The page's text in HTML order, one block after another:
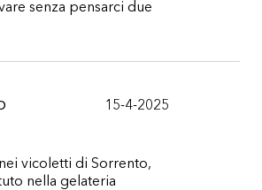
senza pensarci due
15-4-2025
vicoletti di Sorrento,
nella gelateria